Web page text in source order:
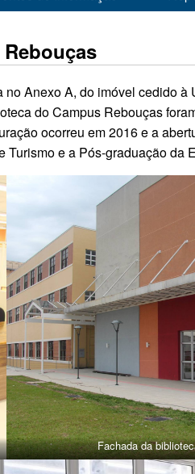
Anexo A, do imóvel cedido
do Campus Rebouças
ocorreu em 2016 e a
e a Pós-graduação da
Fachada da